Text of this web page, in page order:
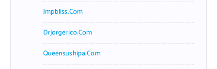
Jmpbliss.com
Drjorgerico.com
Queensushipa.com